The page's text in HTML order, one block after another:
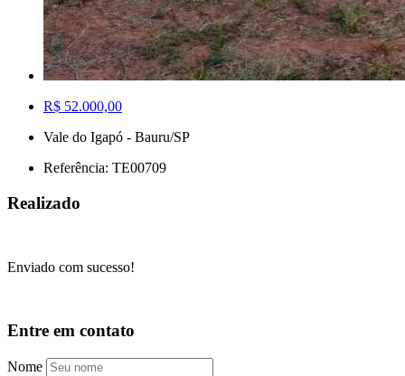
R$ 52.000,00
Vale do Igapó - Bauru/SP
Referência: TE00709
Realizado
Enviado com sucesso!
Entre em contato
Nome